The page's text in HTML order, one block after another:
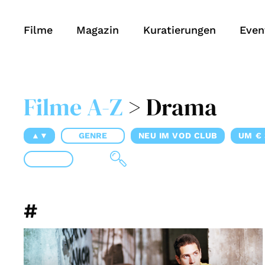
Filme Magazin Kuratierungen
Filme A-Z > Drama
▲▼ GENRE NEU IM VOD CLUB UM €
#